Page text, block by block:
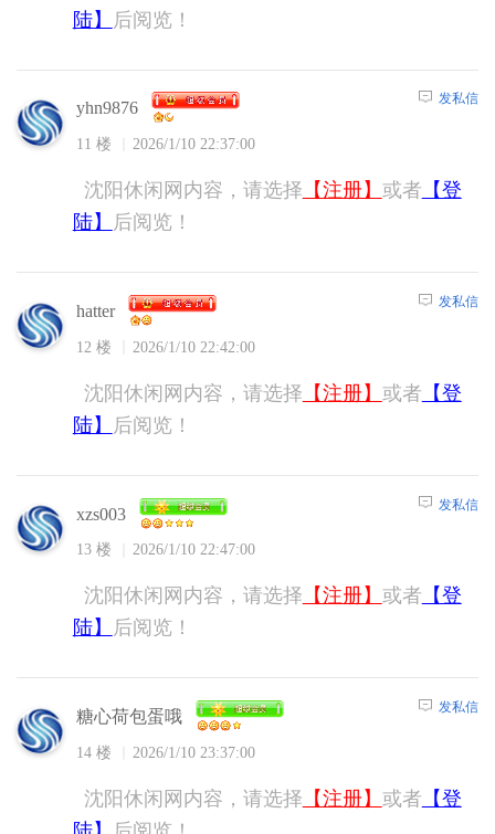
陆】
后阅览！
yhn9876
11 楼 2026/1/10 22:37:00
发私信
沈阳休闲网内容，请选择 【注册】 或者 【登
陆】
后阅览！
hatter
12 楼 2026/1/10 22:42:00
发私信
沈阳休闲网内容，请选择 【注册】 或者 【登
陆】
后阅览！
xzs003
13 楼 2026/1/10 22:47:00
发私信
沈阳休闲网内容，请选择 【注册】 或者 【登
陆】
后阅览！
糖心荷包蛋哦
14 楼 2026/1/10 23:37:00
发私信
沈阳休闲网内容，请选择 【注册】 或者 【登